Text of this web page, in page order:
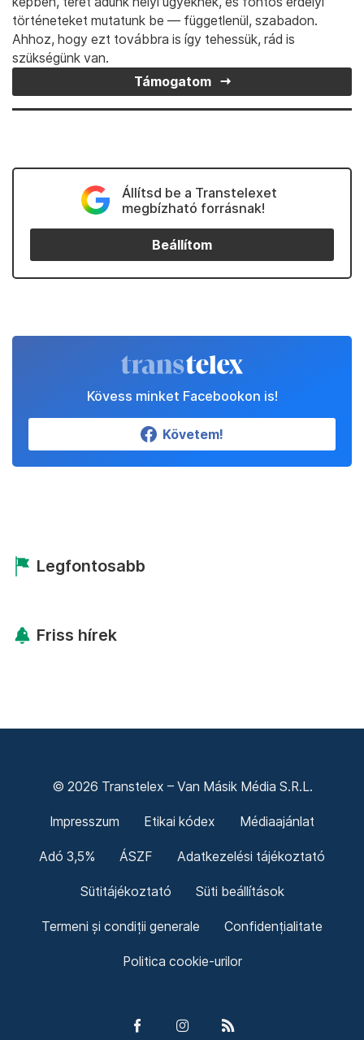
történeteket mutatunk be — függetlenül, szabadon.
Ahhoz, hogy ezt továbbra is így tehessük, rád is
szükségünk van.
Támogatom
Állítsd be a Transtelexet
megbízható forrásnak!
Beállítom
Kövess minket Facebookon is!
Követem!
Legfontosabb
Friss hírek
© 2026 Transtelex – Van Másik Média S.R.L.
Impresszum Etikai kódex Médiaajánlat
Adó 3,5% ÁSZF Adatkezelési tájékoztató
Sütitájékoztató Süti beállítások
Termeni și condiții generale Confidențialitate
Politica cookie-urilor